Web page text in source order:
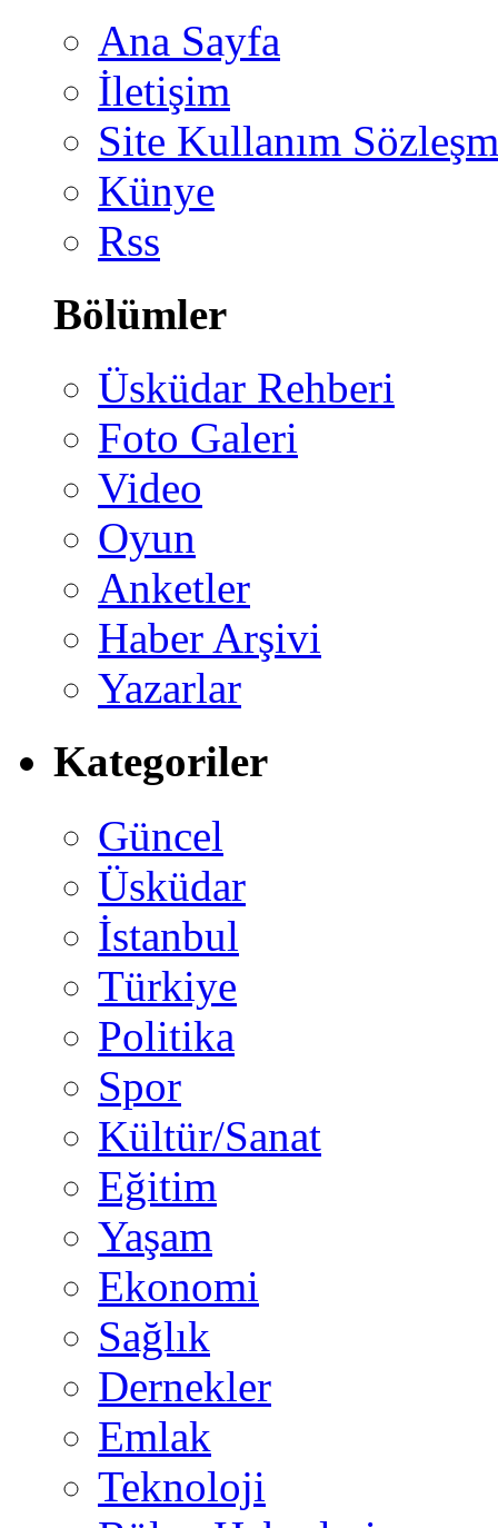
Ana Sayfa
İletişim
Site Kullanım
Künye
Rss
Bölümler
Üsküdar Rehberi
Foto Galeri
Video
Oyun
Anketler
Haber Arşivi
Yazarlar
Kategoriler
Güncel
Üsküdar
İstanbul
Türkiye
Politika
Spor
Kültür/Sanat
Eğitim
Yaşam
Ekonomi
Sağlık
Dernekler
Emlak
Teknoloji